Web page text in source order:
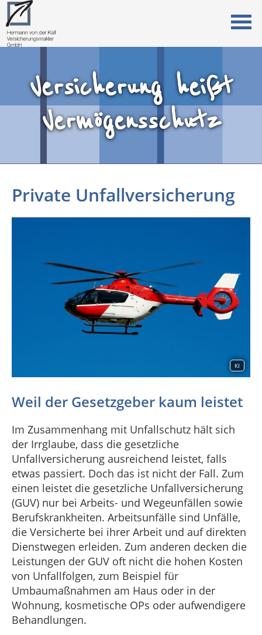
Versicherung heißt
Vermögensschutz
Private Unfallversicherung
KI
Weil der Gesetzgeber kaum leistet
Im Zusammenhang mit Unfallschutz hält sich
der Irrglaube, dass die gesetzliche
Unfallversicherung ausreichend leistet, falls
etwas passiert. Doch das ist nicht der Fall. Zum
einen leistet die gesetzliche Unfallversicherung
(GUV) nur bei Arbeits- und Wegeunfällen sowie
Berufskrankheiten. Arbeitsunfälle sind Unfälle,
die Versicherte bei ihrer Arbeit und auf direkten
Dienstwegen erleiden. Zum anderen decken die
Leistungen der GUV oft nicht die hohen Kosten
von Unfallfolgen, zum Beispiel für
Umbaumaßnahmen am Haus oder in der
Wohnung, kosmetische OPs oder aufwendigere
Behandlungen.